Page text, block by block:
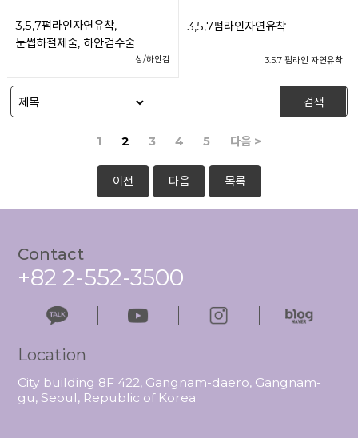
3,5,7펌라인자연유착,
눈썹하절제술, 하안검수술
상/하안검
3,5,7펌라인자연유착
3.5.7 펌라인 자연유착
검색
1 2 3 4 5 다음 >
이전 다음 목록
Contact
+82 2-552-3500
Location
City building 8F 422, Gangnam-daero, Gangnam-
gu, Seoul, Republic of Korea